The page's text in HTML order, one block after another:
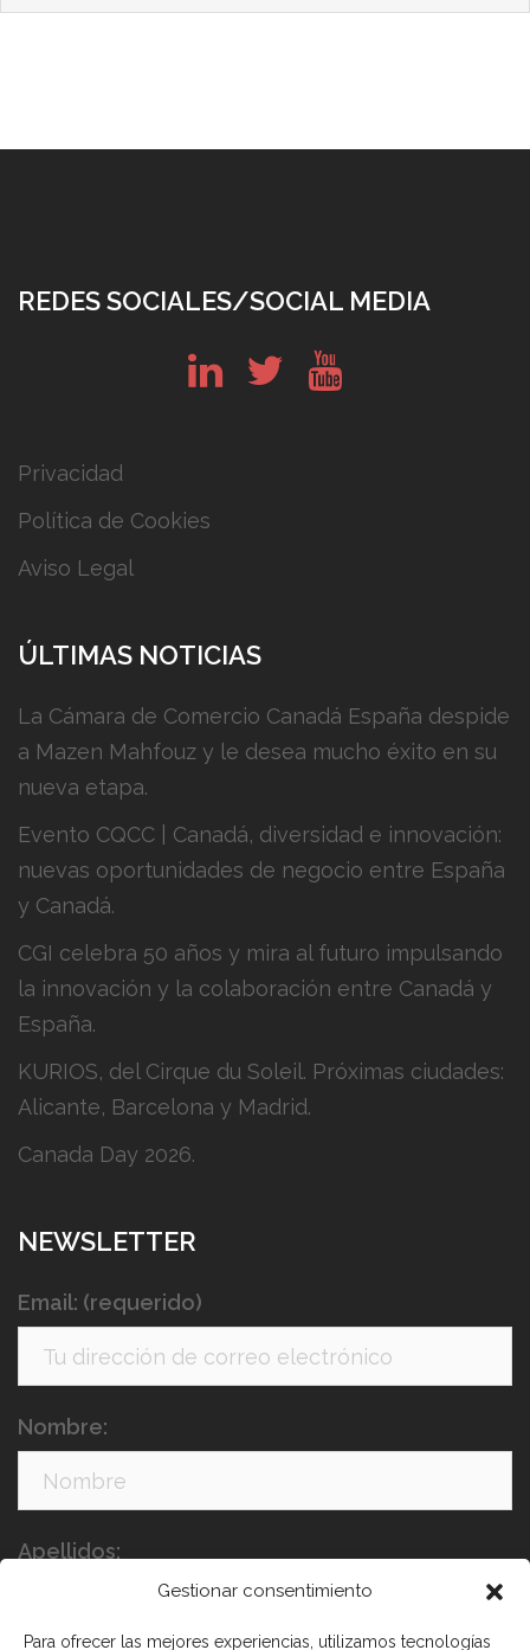
Gestionar consentimiento
Para ofrecer las mejores experiencias, utilizamos tecnologías
REDES SOCIALES/SOCIAL MEDIA
Privacidad
Política de Cookies
Aviso Legal
ÚLTIMAS NOTICIAS
La Cámara de Comercio Canadá España despide
a Mazen Mahfouz y le desea mucho éxito en su
nueva etapa.
Evento CQCC | Canadá, diversidad e innovación:
nuevas oportunidades de negocio entre España
y Canadá.
CGI celebra 50 años y mira al futuro impulsando
la innovación y la colaboración entre Canadá y
España.
KURIOS, del Cirque du Soleil. Próximas ciudades:
Alicante, Barcelona y Madrid.
Canada Day 2026.
NEWSLETTER
Email: (requerido)
Nombre:
Apellidos: